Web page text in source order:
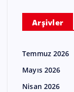
Arşivler
Temmuz 2026
Mayıs 2026
Nisan 2026